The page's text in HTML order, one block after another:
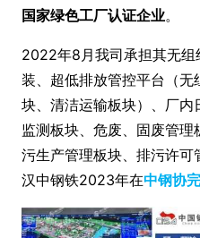
国家绿色工厂认证企业。
2022年8月我司承担其无
装、超低排放管控平台（无
块、清洁运输板块）、厂
监测板块、危废、固废管
污生产管理板块、排污许可
汉中钢铁2023年在中钢协